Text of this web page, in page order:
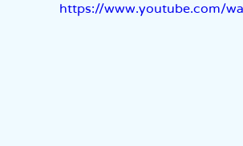
https://www.youtube.com/